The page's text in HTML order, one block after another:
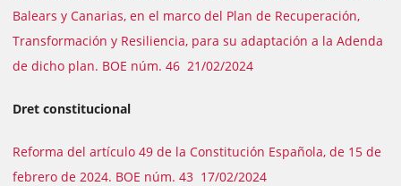
Balears y Canarias, en el marco del Plan de Recuperación,
Transformación y Resiliencia, para su adaptación a la Adenda
de dicho plan. BOE núm. 46 21/02/2024
Dret constitucional
Reforma del artículo 49 de la Constitución Española, de 15 de
febrero de 2024. BOE núm. 43 17/02/2024